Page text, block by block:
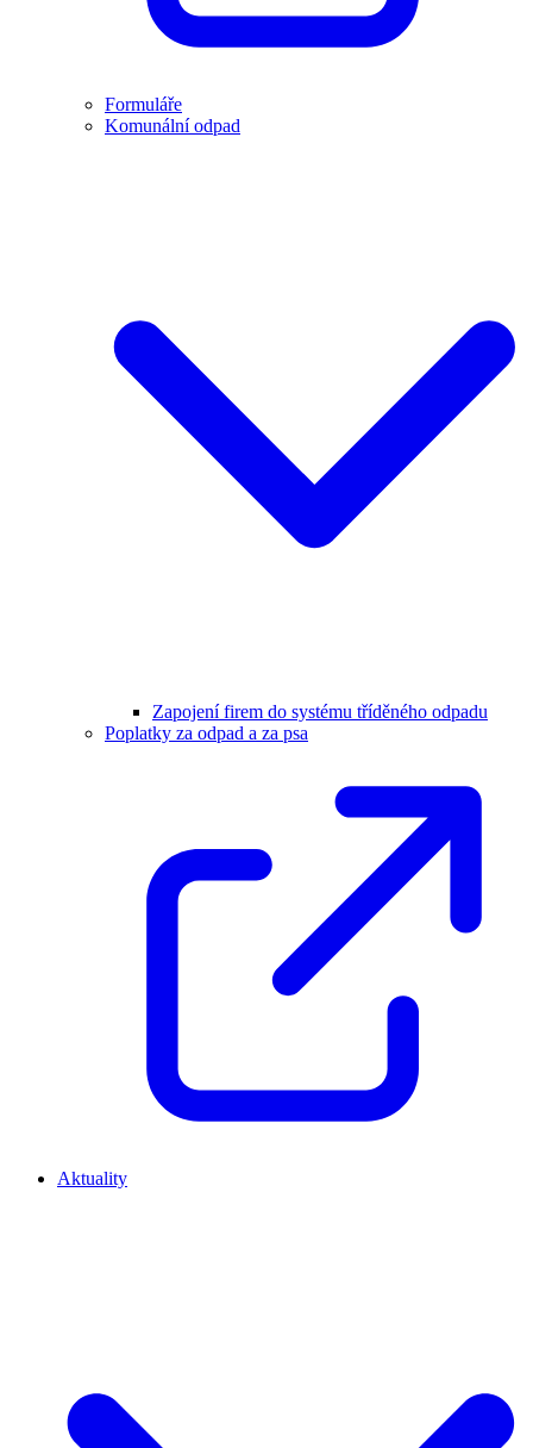
Formuláře
Komunální odpad
Zapojení firem do systému tříděného odpadu
Poplatky za odpad a za psa
Aktuality